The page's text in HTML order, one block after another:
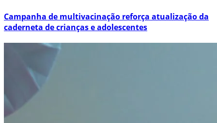
Campanha de multivacinação reforça atualização da
caderneta de crianças e adolescentes